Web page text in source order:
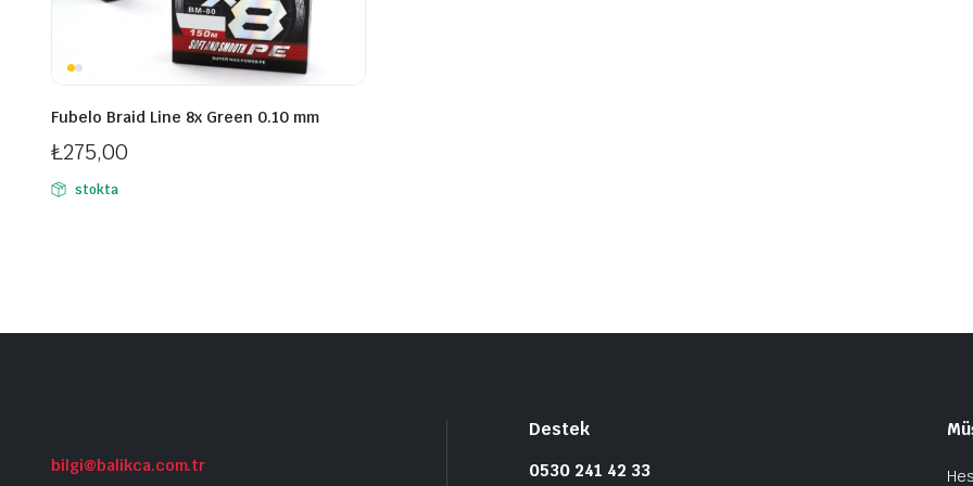
Fubelo Braid Line 8x Green 0.10 mm
₺275,00
stokta
bilgi@balikca.com.tr
Destek
0530 241 42 33